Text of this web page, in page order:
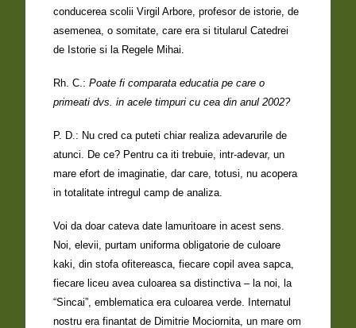
conducerea scolii Virgil Arbore, profesor de istorie, de
asemenea, o somitate, care era si titularul Catedrei
de Istorie si la Regele Mihai.
Rh. C.:Poate fi comparata educatia pe care o
primeati dvs. in acele timpuri cu cea din anul 2002?
P. D.: Nu cred ca puteti chiar realiza adevarurile de
atunci. De ce? Pentru ca iti trebuie, intr-adevar, un
mare efort de imaginatie, dar care, totusi, nu acopera
in totalitate intregul camp de analiza.
Voi da doar cateva date lamuritoare in acest sens.
Noi, elevii, purtam uniforma obligatorie de culoare
kaki, din stofa ofitereasca, fiecare copil avea sapca,
fiecare liceu avea culoarea sa distinctiva – la noi, la
“Sincai”, emblematica era culoarea verde. Internatul
nostru era finantat de Dimitrie Mociornita, un mare om